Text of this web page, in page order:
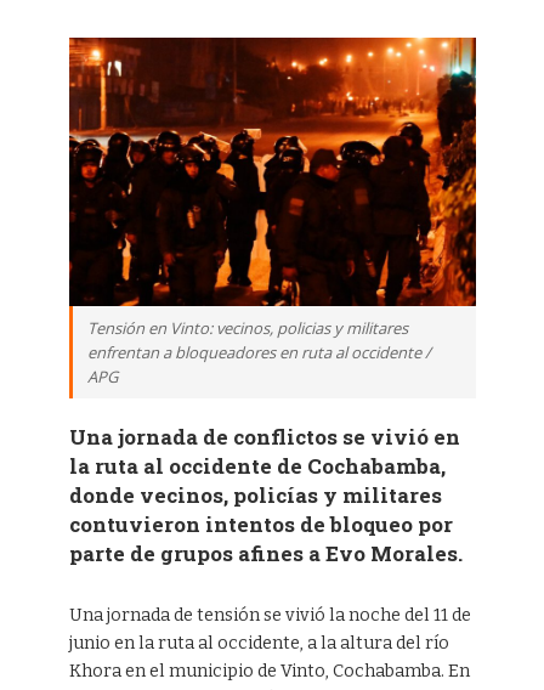
Tensión en Vinto: vecinos, policias y militares
enfrentan a bloqueadores en ruta al occidente /
APG
Una jornada de conflictos se vivió en
la ruta al occidente de Cochabamba,
donde vecinos, policías y militares
contuvieron intentos de bloqueo por
parte de grupos afines a Evo Morales.
Una jornada de tensión se vivió la noche del 11 de
junio en la ruta al occidente, a la altura del río
Khora en el municipio de Vinto, Cochabamba. En